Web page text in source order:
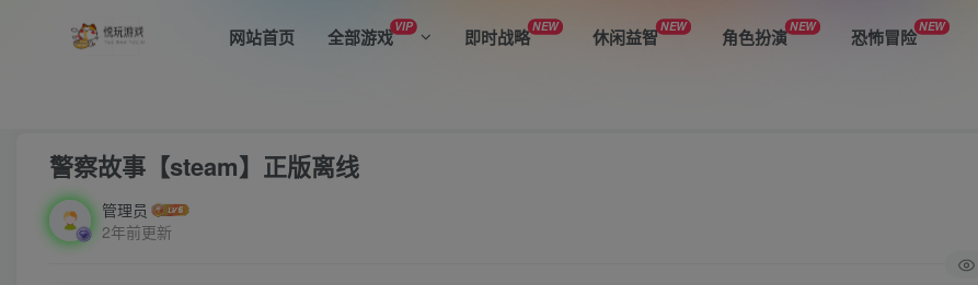
网站首页 全部游戏VIP 即时战略NEW 休闲益智NEW 角色扮演NEW 恐怖冒险NEW
警察故事【steam】正版离线
管理员
2年前更新